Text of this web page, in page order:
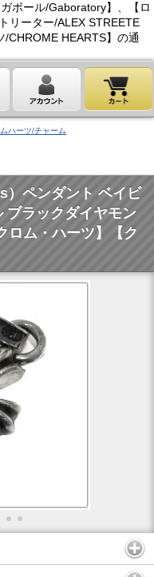
ボール/Gaboratory】、【ロ
リーター/ALEX STREETE
CHROME HEARTS】の通
ハーツ/チャーム
）ペンダント ベイビ
ブラックダイヤモン
ロム・ハーツ】【ク